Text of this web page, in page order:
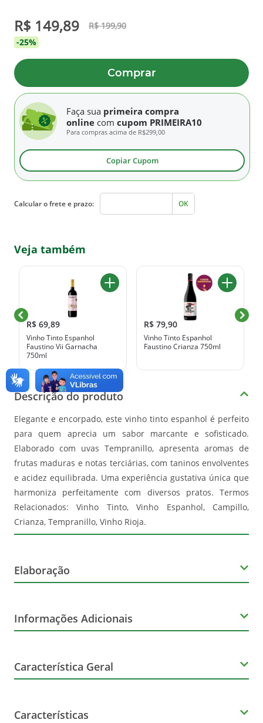
R$ 149,89
R$ 199,90
-25%
Comprar
Faça sua primeira compra
online com cupom PRIMEIRA10
Para compras acima de R$299,00
Copiar Cupom
Calcular o frete e prazo: OK
Veja também
R$ 69,89
Vinho Tinto Espanhol
Faustino Vii Garnacha
750ml
R$ 79,90
Vinho Tinto Espanhol
Faustino Crianza 750ml
Descrição do produto
Elegante e encorpado, este vinho tinto espanhol é perfeito
para quem aprecia um sabor marcante e sofisticado.
Elaborado com uvas Tempranillo, apresenta aromas de
frutas maduras e notas terciárias, com taninos envolventes
e acidez equilibrada. Uma experiência gustativa única que
harmoniza perfeitamente com diversos pratos. Termos
Relacionados: Vinho Tinto, Vinho Espanhol, Campillo,
Crianza, Tempranillo, Vinho Rioja.
Elaboração
Campillo
Informações Adicionais
Não
Característica Geral
Scala
Características